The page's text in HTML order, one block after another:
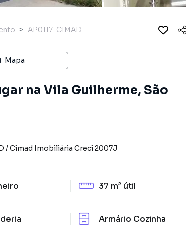
AP0117_CIMAD
Mapa
na Vila Guilherme, São
/Cimad Imobiliária Creci2007J
37 m² útil
Armário Cozinha